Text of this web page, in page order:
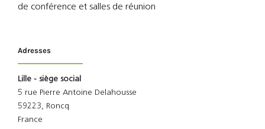
de conférence et salles de réunion
Adresses
Lille - siège social
5 rue Pierre Antoine Delahousse
59223, Roncq
France